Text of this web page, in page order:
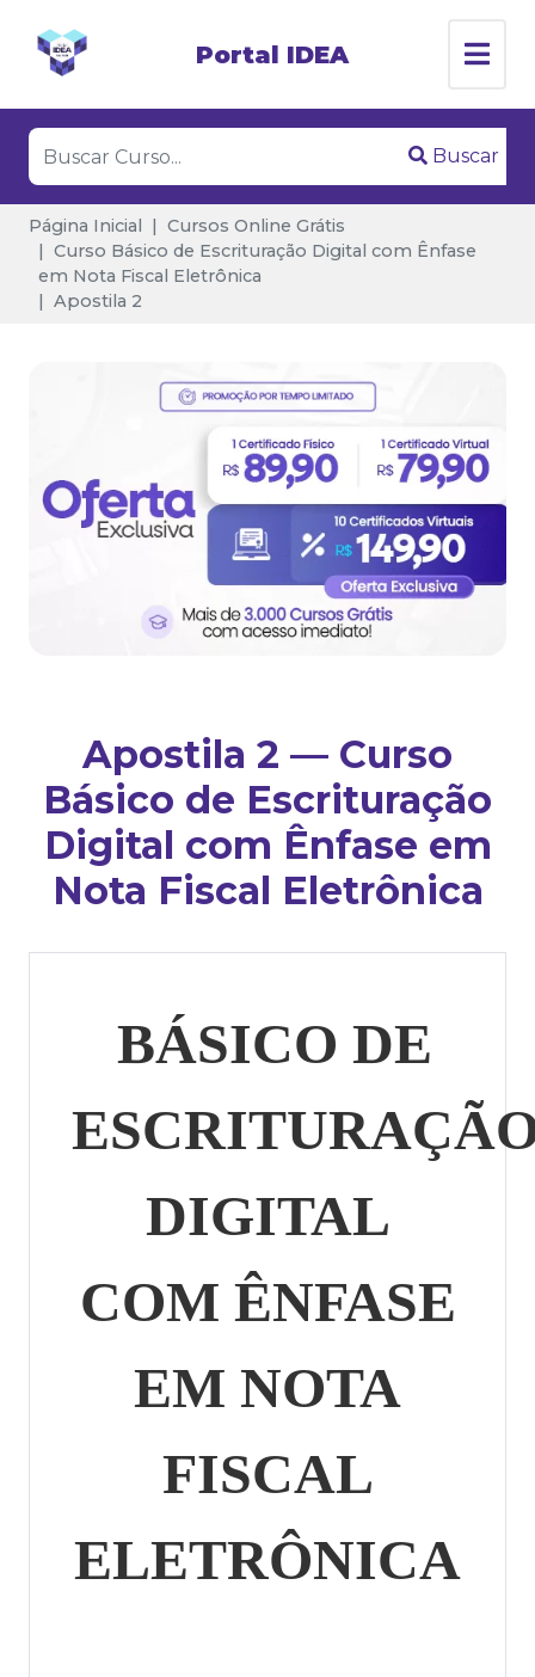
Portal IDEA
Buscar
Página Inicial
Cursos Online Grátis
Curso Básico de Escrituração Digital com Ênfase
em Nota Fiscal Eletrônica
Apostila 2
Apostila 2 — Curso
Básico de Escrituração
Digital com Ênfase em
Nota Fiscal Eletrônica
BÁSICO DE
DIGITAL
COM ÊNFASE
EM NOTA
FISCAL
ELETRÔNICA